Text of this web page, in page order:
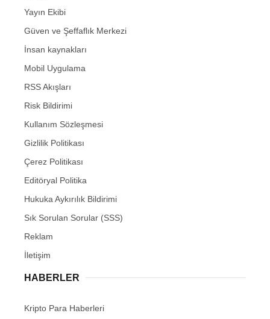
Yayın Ekibi
Güven ve Şeffaflık Merkezi
İnsan kaynakları
Mobil Uygulama
RSS Akışları
Risk Bildirimi
Kullanım Sözleşmesi
Gizlilik Politikası
Çerez Politikası
Editöryal Politika
Hukuka Aykırılık Bildirimi
Sık Sorulan Sorular (SSS)
Reklam
İletişim
HABERLER
Kripto Para Haberleri